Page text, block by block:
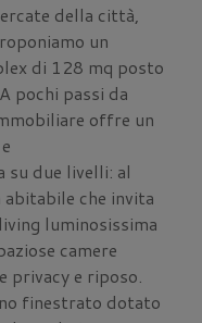
della città,
un
di 128 mq posto
pochi passi da
offre un
su due livelli: al
che invita
luminosissima
camere
privacy e riposo.
finestrato dotato